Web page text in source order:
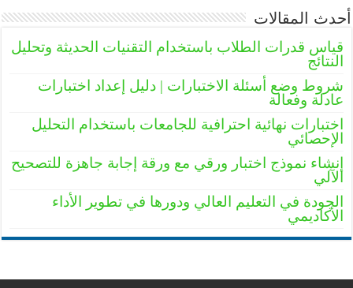
أحدث المقالات
قياس قدرات الطلاب باستخدام التقنيات الحديثة وتحليل
النتائج
شروط وضع أسئلة الاختبارات | دليل إعداد اختبارات
عادلة وفعالة
اختبارات نهائية احترافية للجامعات باستخدام التحليل
الإحصائي
إنشاء نموذج اختبار ورقي مع ورقة إجابة جاهزة للتصحيح
الآلي
الجودة في التعليم العالي ودورها في تطوير الأداء
الأكاديمي